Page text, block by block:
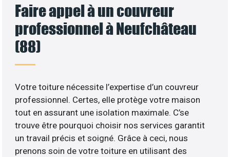
Faire appel à un couvreur
professionnel à Neufchâteau
(88)
Votre toiture nécessite l’expertise d’un couvreur
professionnel. Certes, elle protège votre maison
tout en assurant une isolation maximale. C’se
trouve être pourquoi choisir nos services garantit
un travail précis et soigné. Grâce à ceci, nous
prenons soin de votre toiture en utilisant des